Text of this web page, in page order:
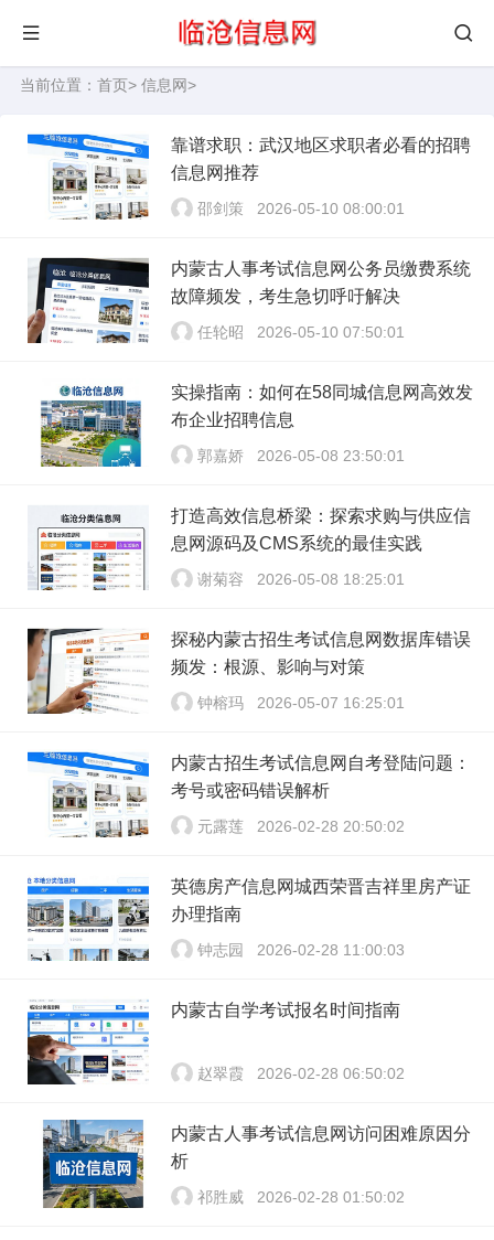
当前位置： 首页> 信息网>
靠谱求职：武汉地区求职者必看的招聘
信息网推荐
邵剑策 2026-05-10 08:00:01
内蒙古人事考试信息网公务员缴费系统
故障频发，考生急切呼吁解决
任轮昭 2026-05-10 07:50:01
实操指南：如何在58同城信息网高效发
布企业招聘信息
郭嘉娇 2026-05-08 23:50:01
打造高效信息桥梁：探索求购与供应信
息网源码及CMS系统的最佳实践
谢菊容 2026-05-08 18:25:01
探秘内蒙古招生考试信息网数据库错误
频发：根源、影响与对策
钟榕玛 2026-05-07 16:25:01
内蒙古招生考试信息网自考登陆问题：
考号或密码错误解析
元露莲 2026-02-28 20:50:02
英德房产信息网城西荣晋吉祥里房产证
办理指南
钟志园 2026-02-28 11:00:03
内蒙古自学考试报名时间指南
赵翠霞 2026-02-28 06:50:02
内蒙古人事考试信息网访问困难原因分
析
祁胜威 2026-02-28 01:50:02